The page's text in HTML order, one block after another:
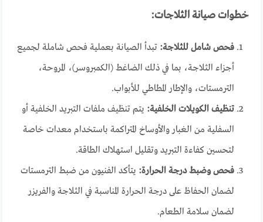
خطوات صيانة الثلاجات:
فحص شامل للثلاجة: تبدأ الصيانة بعملية فحص شاملة لجميع
أجزاء الثلاجة، بما في ذلك الضاغط (الكمبروسر)، المروحة،
الترمستات، والإطار المطاطي للأبواب.
تنظيف الكويلات الخلفية: يتم تنظيف ملفات التبريد الخلفية أو
السفلية من الغبار والأوساخ المتراكمة باستخدام معدات خاصة
لتحسين كفاءة التبريد وتقليل استهلاك الطاقة.
فحص وضبط درجة الحرارة: يتأكد الفنيون من ضبط الترمستات
لضمان الحفاظ على درجة الحرارة المناسبة في الثلاجة والفريزر
لضمان سلامة الطعام.